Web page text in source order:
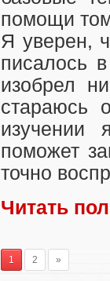
помощи
Я уверен,
писалось
изобрел
стараюсь
изучении
поможет
точно
Читать
1 2 »